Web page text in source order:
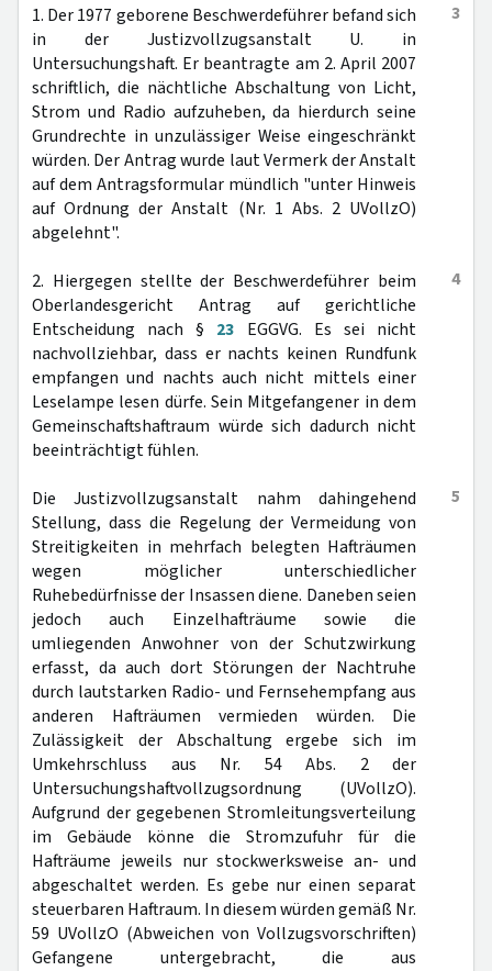
3
1. Der 1977 geborene Beschwerdeführer befand sich
in der Justizvollzugsanstalt U. in
Untersuchungshaft. Er beantragte am 2. April 2007
schriftlich, die nächtliche Abschaltung von Licht,
Strom und Radio aufzuheben, da hierdurch seine
Grundrechte in unzulässiger Weise eingeschränkt
würden. Der Antrag wurde laut Vermerk der Anstalt
auf dem Antragsformular mündlich "unter Hinweis
auf Ordnung der Anstalt (Nr. 1 Abs. 2 UVollzO)
abgelehnt".
4
2. Hiergegen stellte der Beschwerdeführer beim
Oberlandesgericht Antrag auf gerichtliche
Entscheidung nach § 23 EGGVG. Es sei nicht
nachvollziehbar, dass er nachts keinen Rundfunk
empfangen und nachts auch nicht mittels einer
Leselampe lesen dürfe. Sein Mitgefangener in dem
Gemeinschaftshaftraum würde sich dadurch nicht
beeinträchtigt fühlen.
5
Die Justizvollzugsanstalt nahm dahingehend
Stellung, dass die Regelung der Vermeidung von
Streitigkeiten in mehrfach belegten Hafträumen
wegen möglicher unterschiedlicher
Ruhebedürfnisse der Insassen diene. Daneben seien
jedoch auch Einzelhafträume sowie die
umliegenden Anwohner von der Schutzwirkung
erfasst, da auch dort Störungen der Nachtruhe
durch lautstarken Radio- und Fernsehempfang aus
anderen Hafträumen vermieden würden. Die
Zulässigkeit der Abschaltung ergebe sich im
Umkehrschluss aus Nr. 54 Abs. 2 der
Untersuchungshaftvollzugsordnung (UVollzO).
Aufgrund der gegebenen Stromleitungsverteilung
im Gebäude könne die Stromzufuhr für die
Hafträume jeweils nur stockwerksweise an- und
abgeschaltet werden. Es gebe nur einen separat
steuerbaren Haftraum. In diesem würden gemäß Nr.
59 UVollzO (Abweichen von Vollzugsvorschriften)
Gefangene untergebracht, die aus